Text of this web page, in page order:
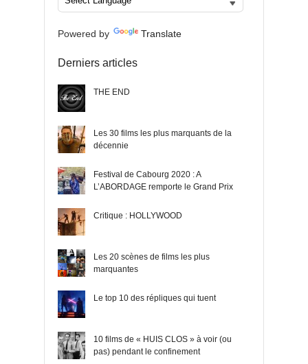
Powered by Translate
Derniers articles
THE END
Les 30 films les plus marquants de la
décennie
Festival de Cabourg 2020 : A
L’ABORDAGE remporte le Grand Prix
Critique : HOLLYWOOD
Les 20 scènes de films les plus
marquantes
Le top 10 des répliques qui tuent
10 films de « HUIS CLOS » à voir (ou
pas) pendant le confinement